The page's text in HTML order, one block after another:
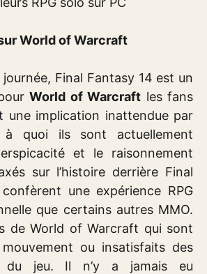
World of Warcraft
Final Fantasy 14 est un
World of Warcraft les fans
une implication inattendue par
quoi ils sont actuellement
et le raisonnement
sur l’histoire derrière Final
une expérience RPG
que certains autres MMO.
de World of Warcraft qui sont
ou insatisfaits des
du jeu. Il n’y a jamais eu